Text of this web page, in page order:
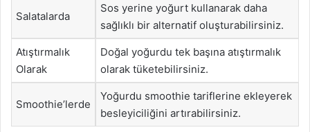
Salatalarda
Sos yerine yoğurt kullanarak daha
sağlıklı bir alternatif oluşturabilirsiniz.
Atıştırmalık
Olarak
Doğal yoğurdu tek başına atıştırmalık
olarak tüketebilirsiniz.
Smoothie’lerde
Yoğurdu smoothie tariflerine ekleyerek
besleyiciliğini artırabilirsiniz.